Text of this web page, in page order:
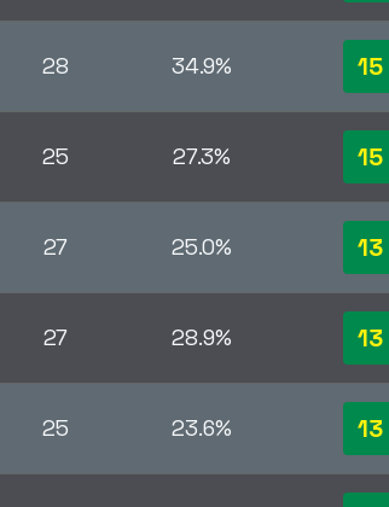
28 34.9% 15
25 27.3% 15
27 25.0% 13
27 28.9% 13
25 23.6% 13